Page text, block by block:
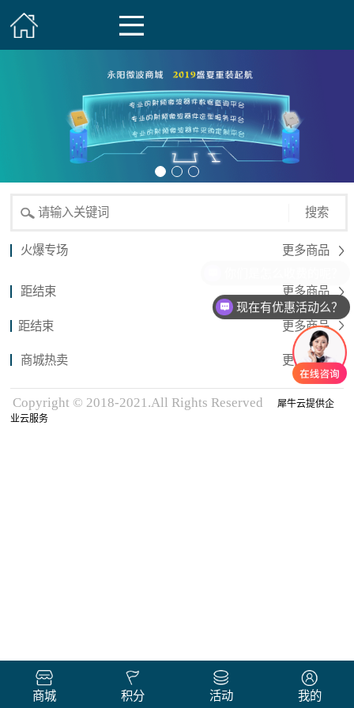
搜索
火爆专场 更多商品
距结束 更多商品
距结束 更多商品
商城热卖 更多商品
Copyright © 2018-2021.All Rights Reserved
犀牛云提供企
业云服务
商城 积分 活动 我的
现在有优惠活动么？